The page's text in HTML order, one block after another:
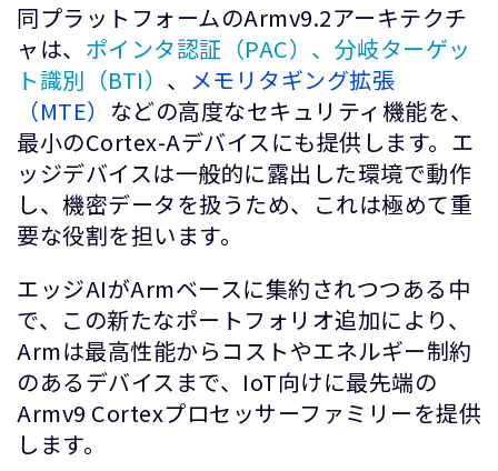
同プラットフォームのArmv9.2アーキテクチ
ャは、 ポインタ認証（PAC）、分岐ターゲッ
ト識別（BTI） 、 メモリタギング拡張
（MTE） などの高度なセキュリティ機能を、
最小のCortex-Aデバイスにも提供します。エ
ッジデバイスは一般的に露出した環境で動作
し、機密データを扱うため、これは極めて重
要な役割を担います。
エッジAIがArmベースに集約されつつある中
で、この新たなポートフォリオ追加により、
Armは最高性能からコストやエネルギー制約
のあるデバイスまで、IoT向けに最先端の
Armv9 Cortexプロセッサーファミリーを提供
します。